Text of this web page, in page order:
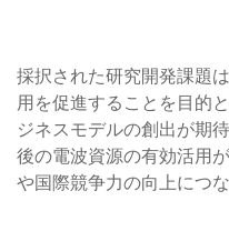
採択された研究開発課題
用を促進することを目的
ジネスモデルの創出が期
後の電波資源の有効活用
や国際競争力の向上につ